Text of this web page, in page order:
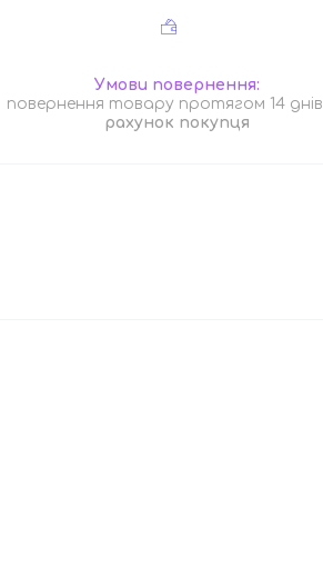
повернення товару протягом 14 днів
рахунок покупця